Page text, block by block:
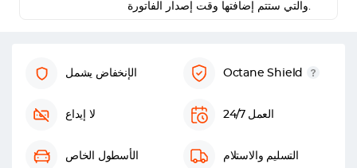
والتي ستتم إضافتها وقت إصدار الفاتورة.
الإنخفاض يشمل Octane Shield
لا إيداع العمل 24/7
الأسطول الخاص التسليم والاستلام